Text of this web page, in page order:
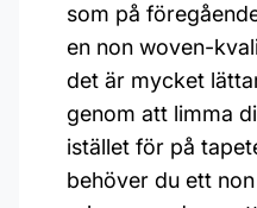
som på
en non woven-
det är mycket
genom att limma
istället för på
behöver du ett